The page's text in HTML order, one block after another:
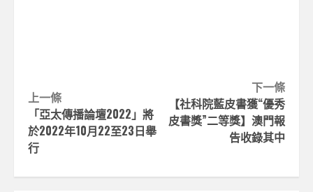
Continue
Reading
下一條
【社科院藍皮書獲“優秀
皮書獎”二等獎】澳門報
告收錄其中
上一條
「亞太傳播論壇2022」將
於2022年10月22至23日舉
行